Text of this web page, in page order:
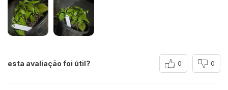
esta avaliação foi útil? 0 0